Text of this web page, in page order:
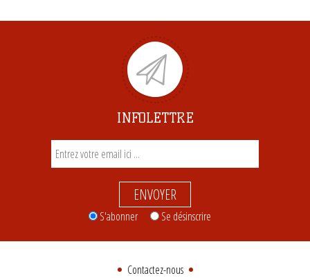
INFOLETTRE
ENVOYER
S'abonner Se désinscrire
Contactez-nous